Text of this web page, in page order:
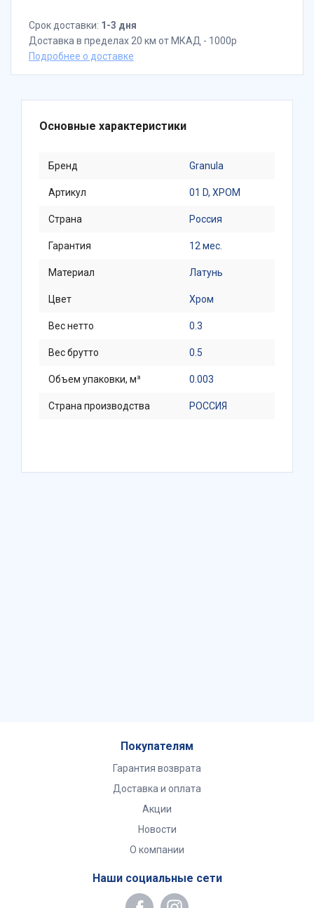
Срок доставки: 1-3 дня
Доставка в пределах 20 км от МКАД - 1000р
Подробнее о доставке
Основные характеристики
Бренд Granula
Артикул 01 D, ХРОМ
Страна Россия
Гарантия 12 мес.
Материал Латунь
Цвет Хром
Вес нетто 0.3
Вес брутто 0.5
Объем упаковки, м³ 0.003
Страна производства РОССИЯ
Покупателям
Гарантия возврата
Доставка и оплата
Акции
Новости
О компании
Наши социальные сети